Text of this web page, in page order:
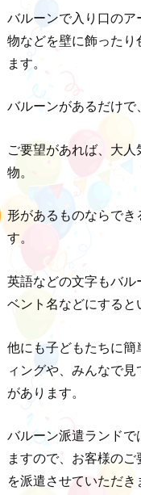
バルーンで入り口の
物などを壁に飾ったり
ます。
バルーンがあるだけで
ご要望があれば、大
物。
形があるものならでき
す。
英語などの文字もバル
ベント名などにすると
他にも子どもたちに
ィングや、みんなで
があります。
バルーン派遣ランド
ますので、お客様の
を派遣させていただき